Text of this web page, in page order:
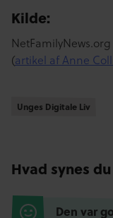
Kilde:
(artikel af Anne
Unges Digitale Liv
Unges Digitale Liv
Hvad synes
Den var